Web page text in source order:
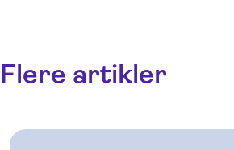
Flere artikler